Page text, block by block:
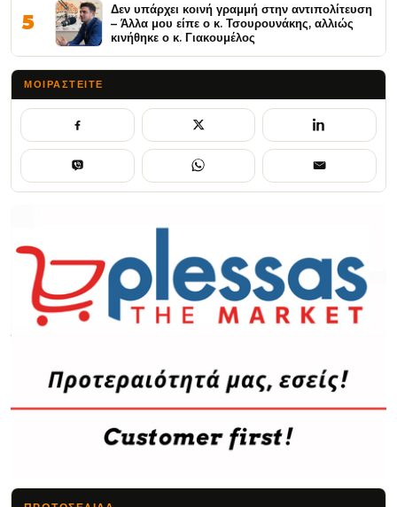
5
Δεν υπάρχει κοινή γραμμή στην αντιπολίτευση
– Άλλα μου είπε ο κ. Τσουρουνάκης, αλλιώς
κινήθηκε ο κ. Γιακουμέλος
ΜΟΙΡΑΣΤΕΊΤΕ